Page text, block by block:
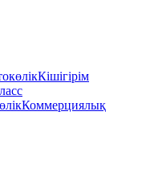
Кішігірім
Коммерциялық